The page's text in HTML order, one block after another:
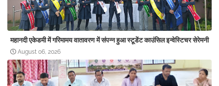
महानदी एकेडमी में गरिमामय वातावरण में संपन्न हुआ स्टूडेंट काउंसिल इन्वेस्टिचर सेरेमनी
August 06, 2026